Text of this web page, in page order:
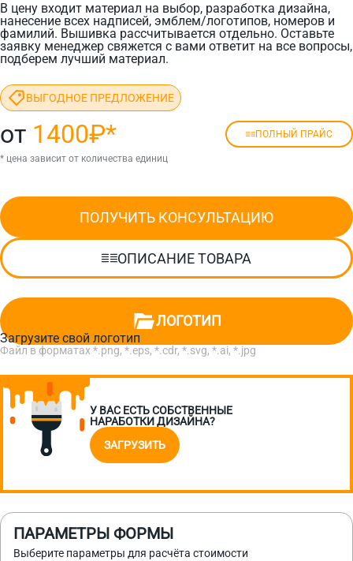
В цену входит материал на выбор, разработка дизайна,
нанесение всех надписей, эмблем/логотипов, номеров и
фамилий. Вышивка рассчитывается отдельно. Оставьте
заявку менеджер свяжется с вами ответит на все вопросы,
подберем лучший материал.
ВЫГОДНОЕ ПРЕДЛОЖЕНИЕ
от 1400₽* ПОЛНЫЙ ПРАЙС
* цена зависит от количества единиц
ПОЛУЧИТЬ КОНСУЛЬТАЦИЮ
ОПИСАНИЕ ТОВАРА
ЛОГОТИП
Загрузите свой логотип
Файл в форматах *.png, *.eps, *.cdr, *.svg, *.ai, *.jpg
У ВАС ЕСТЬ СОБСТВЕННЫЕ
НАРАБОТКИ ДИЗАЙНА?
ЗАГРУЗИТЬ
ПАРАМЕТРЫ ФОРМЫ
Выберите параметры для расчёта стоимости